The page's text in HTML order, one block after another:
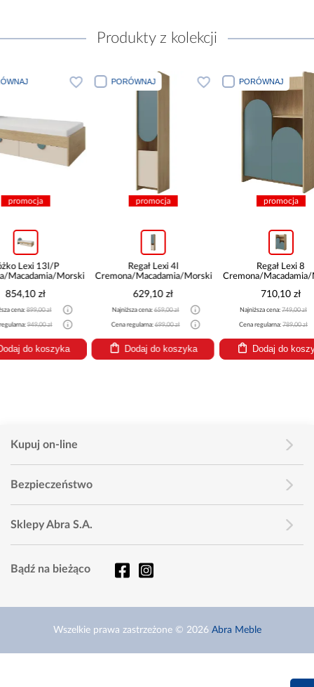
Produkty z kolekcji
PORÓWNAJ
Regał Lexi 4l
Cremona/Macadamia/Morski
629,10 zł
Najniższa cena: 659,00 zł
Cena regularna: 699,00 zł
Dodaj do koszyka
PORÓWNAJ
Regał Lexi 8
Cremona/Macadamia/Morski
710,10 zł
Najniższa cena: 749,00 zł
Cena regularna: 789,00 zł
Dodaj do koszyka
Biurko
Cremona/
Najniższa
Cena
Kupuj on-line
Bezpieczeństwo
Sklepy Abra S.A.
Bądź na bieżąco
Wszelkie prawa zastrzeżone © 2026 Abra Meble